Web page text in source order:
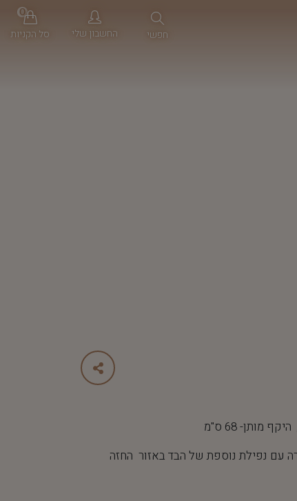
חפשי החשבון שלי סל הקניות
0
עם נפילת נוספת של הבד באזור החזה